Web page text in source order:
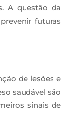
A questão da
futuras
de lesões e
saudável são
sinais de